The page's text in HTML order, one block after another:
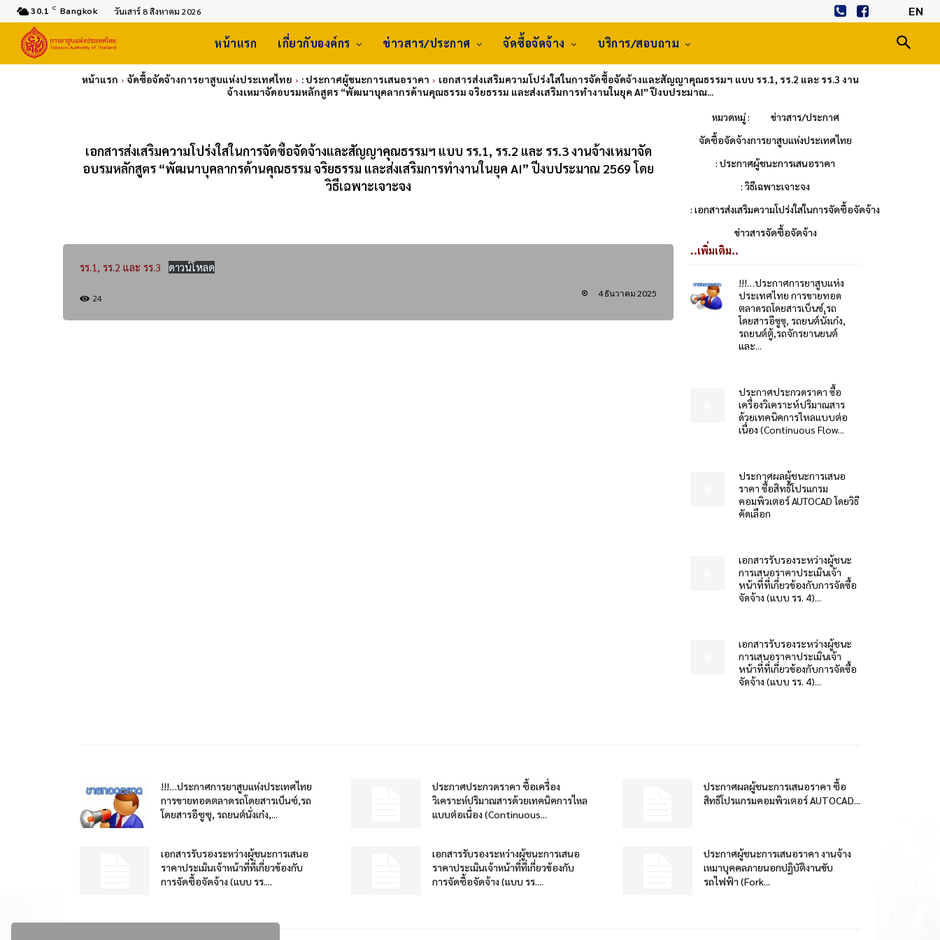
30.1 C Bangkok วันเสาร์ 8 สิงหาคม 2026 EN
หน้าแรก เกี่ยวกับองค์กร ข่าวสาร/ประกาศ จัดซื้อจัดจ้าง บริการ/สอบถาม
หน้าแรก จัดซื้อจัดจ้างการยาสูบแห่งประเทศไทย : ประกาศผู้ชนะการเสนอราคา
เอกสารส่งเสริมความโปร่งใสในการจัดซื้อจัดจ้างและสัญญาคุณธรรมฯ แบบ รร.1, รร.2 และ รร.3 งาน
จ้างเหมาจัดอบรมหลักสูตร “พัฒนาบุคลากรด้านคุณธรรม จริยธรรม และส่งเสริมการทำงานในยุค AI” ปีงบประมาณ...
เอกสารส่งเสริมความโปร่งใสในการจัดซื้อจัดจ้างและสัญญาคุณธรรมฯ แบบ รร.1, รร.2 และ รร.3 งานจ้างเหมาจัด
อบรมหลักสูตร “พัฒนาบุคลากรด้านคุณธรรม จริยธรรม และส่งเสริมการทำงานในยุค AI” ปีงบประมาณ 2569 โดย
วิธีเฉพาะเจาะจง
หมวดหมู่ :
ข่าวสาร/ประกาศ
จัดซื้อจัดจ้างการยาสูบแห่งประเทศไทย
: ประกาศผู้ชนะการเสนอราคา
: วิธีเฉพาะเจาะจง
: เอกสารส่งเสริมความโปร่งใสในการจัดซื้อจัดจ้าง
ข่าวสารจัดซื้อจัดจ้าง
รร.1, รร.2 และ รร.3 ดาวน์โหลด
24 4 ธันวาคม 2025
..เพิ่มเติม..
!!!…ประกาศการยาสูบแห่ง
ประเทศไทย การขายทอด
ตลาดรถโดยสารเบ็นซ์,รถ
โดยสารอีซูซุ, รถยนต์นั่งเก๋ง,
รถยนต์ตู้,รถจักรยานยนต์
และ...
ประกาศประกวดราคา ซื้อ
เครื่องวิเคราะห์ปริมาณสาร
ด้วยเทคนิคการไหลแบบต่อ
เนื่อง (Continuous Flow...
ประกาศผลผู้ชนะการเสนอ
ราคา ซื้อสิทธิโปรแกรม
คอมพิวเตอร์ AUTOCAD โดยวิธี
คัดเลือก
เอกสารรับรองระหว่างผู้ชนะ
การเสนอราคาประเมินเจ้า
หน้าที่ที่เกี่ยวข้องกับการจัดซื้อ
จัดจ้าง (แบบ รร. 4)...
เอกสารรับรองระหว่างผู้ชนะ
การเสนอราคาประเมินเจ้า
หน้าที่ที่เกี่ยวข้องกับการจัดซื้อ
จัดจ้าง (แบบ รร. 4)...
!!!…ประกาศการยาสูบแห่งประเทศไทย
การขายทอดตลาดรถโดยสารเบ็นซ์,รถ
โดยสารอีซูซุ, รถยนต์นั่งเก๋ง,...
ประกาศประกวดราคา ซื้อเครื่อง
วิเคราะห์ปริมาณสารด้วยเทคนิคการไหล
แบบต่อเนื่อง (Continuous...
ประกาศผลผู้ชนะการเสนอราคา ซื้อ
สิทธิโปรแกรมคอมพิวเตอร์ AUTOCAD...
เอกสารรับรองระหว่างผู้ชนะการเสนอ
ราคาประเมินเจ้าหน้าที่ที่เกี่ยวข้องกับ
การจัดซื้อจัดจ้าง (แบบ รร....
เอกสารรับรองระหว่างผู้ชนะการเสนอ
ราคาประเมินเจ้าหน้าที่ที่เกี่ยวข้องกับ
การจัดซื้อจัดจ้าง (แบบ รร....
ประกาศผู้ชนะการเสนอราคา งานจ้าง
เหมาบุคคลภายนอกปฏิบัติงานขับ
รถไฟฟ้า (Fork...